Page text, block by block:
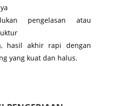
pengelasan atau
hasil akhir rapi dengan
yang kuat dan halus.